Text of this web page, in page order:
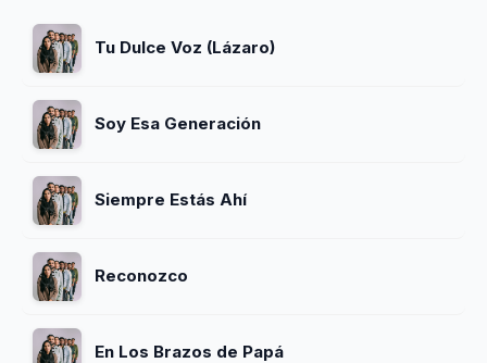
Tu Dulce Voz (Lázaro)
Soy Esa Generación
Siempre Estás Ahí
Reconozco
En Los Brazos de Papá